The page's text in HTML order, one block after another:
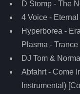
D Stomp - The
4 Voice -
Hyperborea -
Plasma -
DJ Tom &
Abfahrt - Come
Instrumental)